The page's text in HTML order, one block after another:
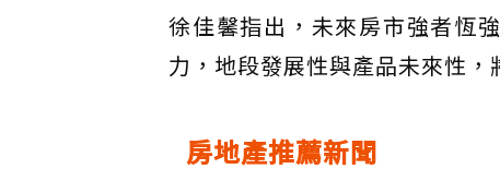
徐佳馨指出，未來房市強者恆
力，地段發展性與產品未來性，
房地產推薦新聞